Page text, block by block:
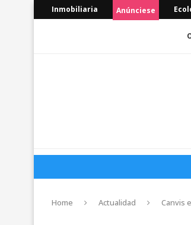
Inmobiliaria Anúnciese
Home Actualidad Canvis